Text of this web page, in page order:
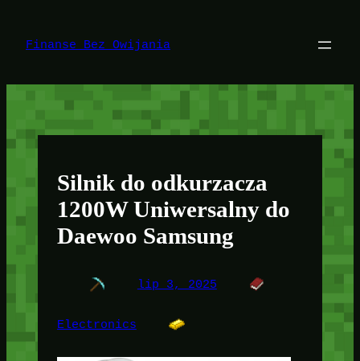
treści
Finanse Bez Owijania
Silnik do odkurzacza
1200W Uniwersalny do
Daewoo Samsung
lip 3, 2025
Electronics